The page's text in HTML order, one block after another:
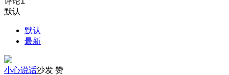
默认
默认
最新
小心说话沙发 赞